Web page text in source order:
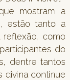
mostram a
estão tanto a
reflexão, como
do
dentre tantos
divina continue